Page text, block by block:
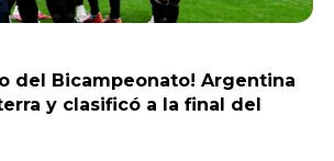
del Bicampeonato! Argentina
y clasificó a la final del